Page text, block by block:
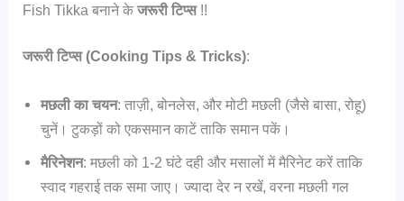
Fish Tikka बनाने केजरूरी टिप्स !!
जरूरी टिप्स (Cooking Tips & Tricks):
मछली का चयन: ताज़ी, बोनलेस, और मोटी मछली (जैसे बासा, रोहू)
चुनें। टुकड़ों को एकसमान काटें ताकि समान पकें।
मैरिनेशन: मछली को 1-2 घंटे दही और मसालों में मैरिनेट करें ताकि
स्वाद गहराई तक समा जाए। ज्यादा देर न रखें, वरना मछली गल